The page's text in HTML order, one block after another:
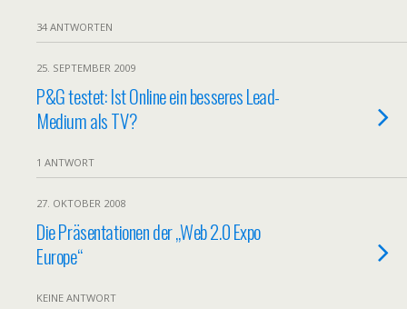
34 ANTWORTEN
25. SEPTEMBER 2009
P&G testet: Ist Online ein besseres Lead-
Medium als TV?
1 ANTWORT
27. OKTOBER 2008
Die Präsentationen der „Web 2.0 Expo
Europe“
KEINE ANTWORT